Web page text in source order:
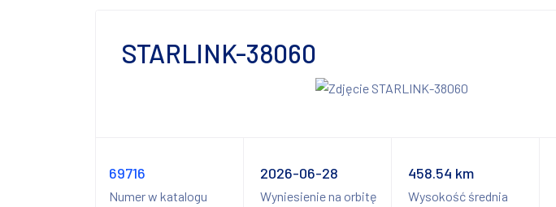
STARLINK-38060
69716
Numer w katalogu
2026-06-28
Wyniesienie na orbitę
458.54 km
Wysokość średnia